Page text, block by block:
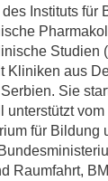
Instituts für
Studien
Kliniken aus
Sie
unterstützt vom
für Bildung
Raumfahrt,